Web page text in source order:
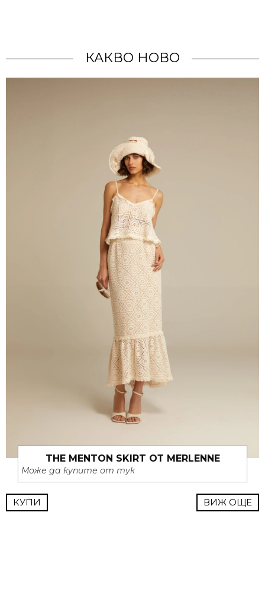
КАКВО НОВО
THE MENTON SKIRT ОТ MERLENNE
Може да купите от тук
КУПИ ВИЖ ОЩЕ